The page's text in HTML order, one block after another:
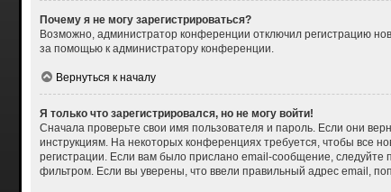
Почему я не могу зарегистрироваться?
Возможно, администратор конференции отключил регистрацию
за помощью к администратору конференции.
Вернуться к началу
Я только что зарегистрировался, но не могу войти!
Сначала проверьте свои имя пользователя и пароль. Если они
инструкциям. На некоторых конференциях требуется, чтобы все
регистрации. Если вам было прислано email-сообщение,
фильтром. Если вы уверены, что ввели правильный адрес email,